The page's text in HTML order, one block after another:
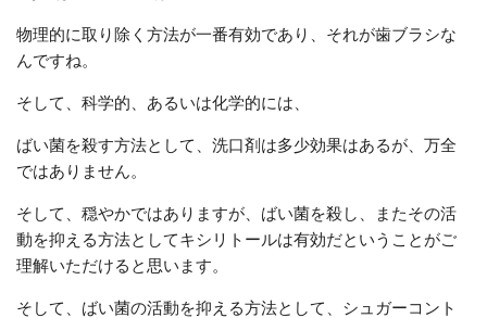
物理的に取り除く方法が一番有効であり、それが歯ブラシな
んですね。
そして、科学的、あるいは化学的には、
ばい菌を殺す方法として、洗口剤は多少効果はあるが、万全
ではありません。
そして、穏やかではありますが、ばい菌を殺し、またその活
動を抑える方法としてキシリトールは有効だということがご
理解いただけると思います。
そして、ばい菌の活動を抑える方法として、シュガーコント